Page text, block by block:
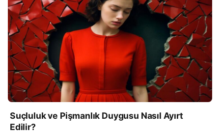
Suçluluk ve Pişmanlık Duygusu Nasıl Ayırt
Edilir?